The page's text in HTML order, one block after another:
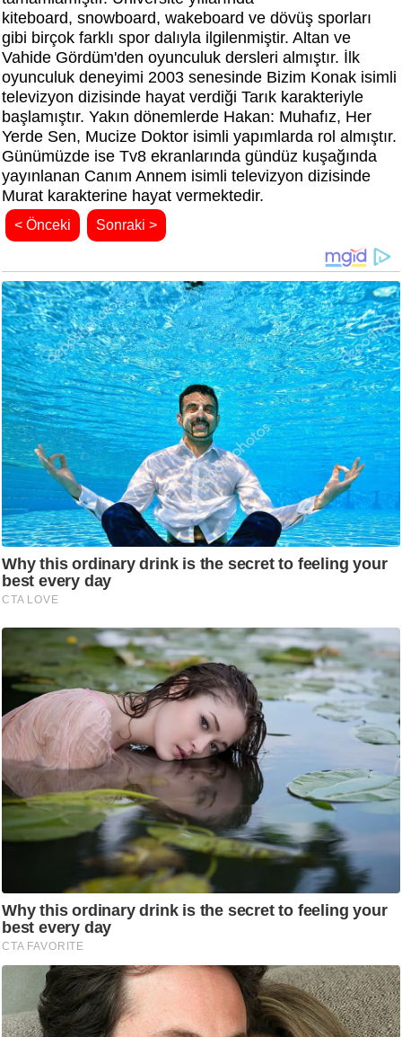
kiteboard, snowboard, wakeboard ve dövüş sporları
gibi birçok farklı spor dalıyla ilgilenmiştir. Altan ve
Vahide Gördüm'den oyunculuk dersleri almıştır. İlk
oyunculuk deneyimi 2003 senesinde Bizim Konak isimli
televizyon dizisinde hayat verdiği Tarık karakteriyle
başlamıştır. Yakın dönemlerde Hakan: Muhafız, Her
Yerde Sen, Mucize Doktor isimli yapımlarda rol almıştır.
Günümüzde ise Tv8 ekranlarında gündüz kuşağında
yayınlanan Canım Annem isimli televizyon dizisinde
Murat karakterine hayat vermektedir.
< Önceki Sonraki >